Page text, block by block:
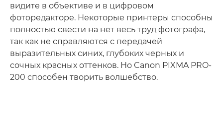
видите в объективе и в цифровом
фоторедакторе. Некоторые принтеры способны
полностью свести на нет весь труд фотографа,
так как не справляются с передачей
выразительных синих, глубоких черных и
сочных красных оттенков. Но Canon PIXMA PRO-
200 способен творить волшебство.